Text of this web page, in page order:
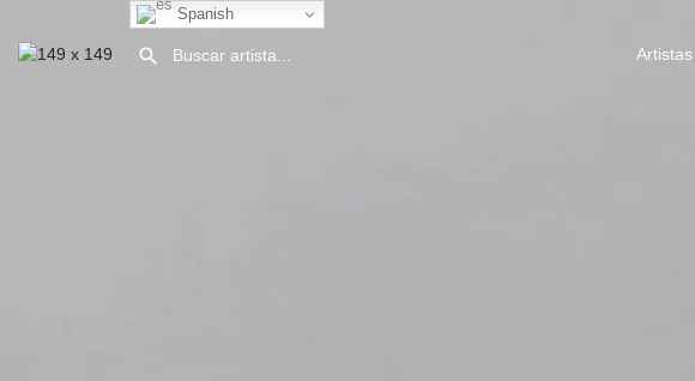
Artistas
Spanish